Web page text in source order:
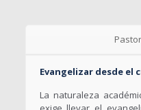
Evangelizar desde el
La naturaleza